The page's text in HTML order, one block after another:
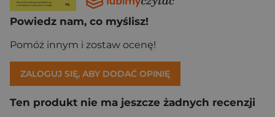
Powiedz nam, co myślisz!
Pomóż innym i zostaw ocenę!
ZALOGUJ SIĘ, ABY DODAĆ OPINIĘ
Ten produkt nie ma jeszcze żadnych recenzji